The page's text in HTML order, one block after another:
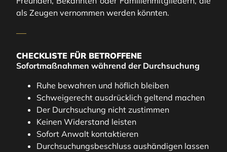
als Zeugen vernommen werden könnten.
CHECKLISTE FÜR BETROFFENE
Sofortmaßnahmen während der Durchsuchung
Ruhe bewahren und höflich bleiben
Schweigerecht ausdrücklich geltend machen
Der Durchsuchung nicht zustimmen
Keinen Widerstand leisten
Sofort Anwalt kontaktieren
Durchsuchungsbeschluss aushändigen lassen